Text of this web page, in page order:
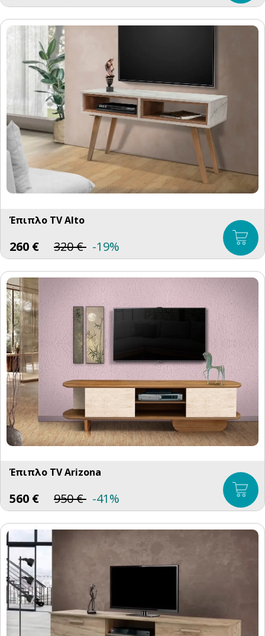
Έπιπλο TV Alto
260 € 320€ -19%
Έπιπλο TV Arizona
560 € 950€ -41%